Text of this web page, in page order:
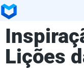
Lições